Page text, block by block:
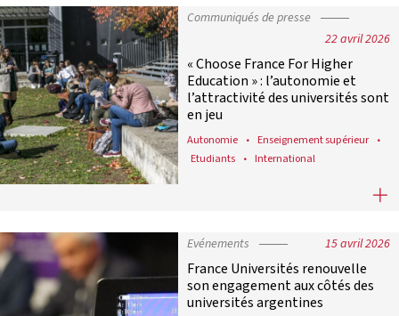
Communiqués de presse
22 avril 2026
« Choose France For Higher
Education » : l’autonomie et
l’attractivité des universités sont
en jeu
Autonomie
Enseignement supérieur
Etudiants
International
« Choose France For Higher
Evénements 15 avril 2026
France Universités renouvelle
son engagement aux côtés des
universités argentines